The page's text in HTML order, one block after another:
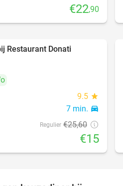
€22,90
Restaurant Donati
9.5 star
7 min. directions_car
Regulier €25,60
€15